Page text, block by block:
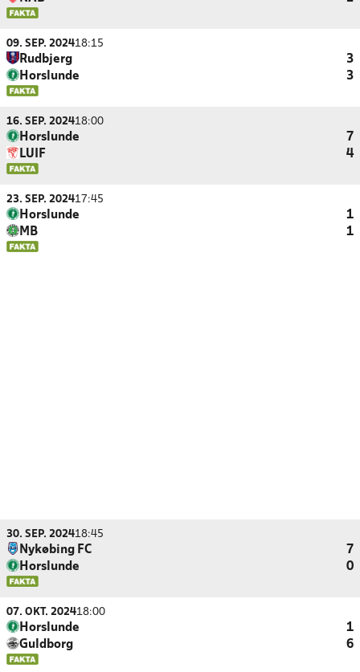
09. SEP. 202418:15
Rudbjerg
3
Horslunde
3
16. SEP. 202418:00
Horslunde
7
LUIF
4
23. SEP. 202417:45
Horslunde
1
MB
1
30. SEP. 202418:45
Nykøbing FC
7
Horslunde
0
07. OKT. 202418:00
Horslunde
1
Guldborg
6